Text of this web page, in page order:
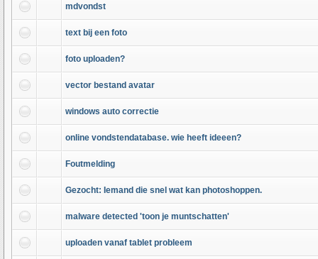
mdvondst
text bij een foto
foto uploaden?
vector bestand avatar
windows auto correctie
online vondstendatabase. wie heeft ideeen?
Foutmelding
Gezocht: Iemand die snel wat kan photoshoppen.
malware detected 'toon je muntschatten'
uploaden vanaf tablet probleem